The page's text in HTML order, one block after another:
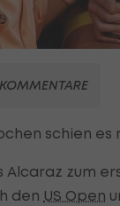
KOMMENTARE
schien es
Alcaraz zum
den US Open